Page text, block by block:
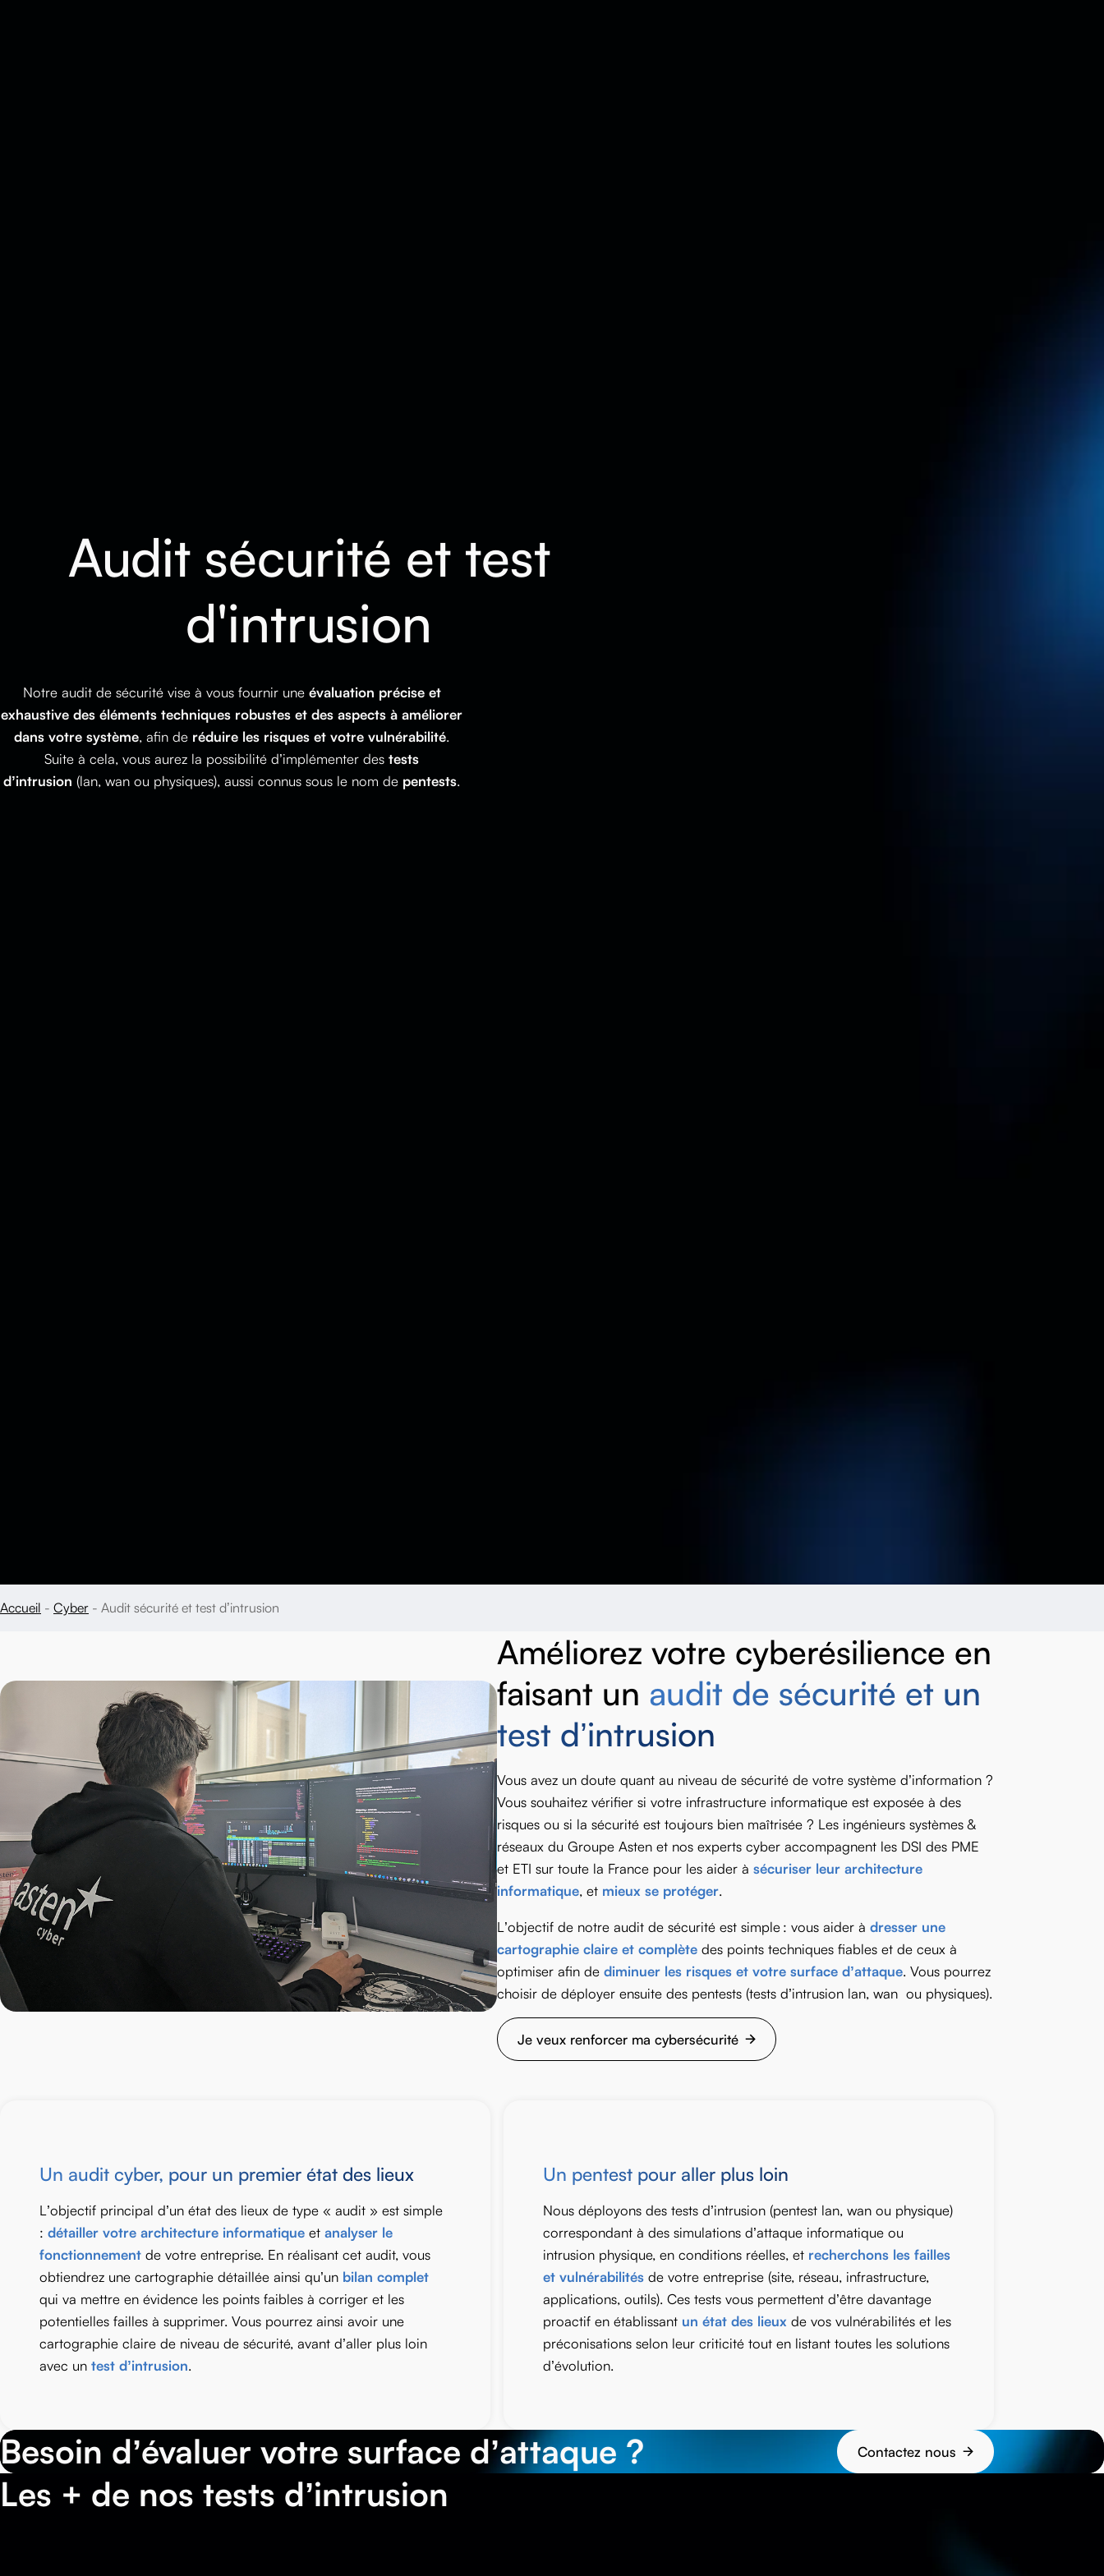
Audit sécurité et test
d'intrusion
Notre audit de sécurité vise à vous fournir une évaluation précise et
exhaustive des éléments techniques robustes et des aspects à améliorer
dans votre système, afin de réduire les risques et votre vulnérabilité.
Suite à cela, vous aurez la possibilité d’implémenter destests
d’intrusion (lan, wan ou physiques), aussi connus sous le nom de pentests.
Accueil Cyber Audit sécurité et test d’intrusion
Améliorez votre cyberésilience en
faisant un audit de sécurité et un
test d’intrusion
Vous avez un doute quant au niveau de sécurité de votre système d’information ?
Vous souhaitez vérifier si votre infrastructure informatique est exposée à des
risques ou si la sécurité est toujours bien maîtrisée ? Les ingénieurs systèmes &
réseaux du Groupe Asten et nos experts cyber accompagnent les DSI des PME
et ETI sur toute la France pour les aider à sécuriser leur architecture
informatique, et mieux se protéger.
L’objectif de notre audit de sécurité est simple : vous aider à dresser une
cartographie claire et complètedes points techniques fiables et de ceux à
optimiser afin de diminuer les risques et votre surface d’attaque. Vous pourrez
choisir de déployer ensuite des pentests (tests d’intrusion lan, wan ou physiques).
Je veux renforcer ma cybersécurité
Un audit cyber, pour un premier état des lieux
L’objectif principal d’un état des lieux de type « audit » est simple
: détailler votre architecture informatique et analyser le
fonctionnement de votre entreprise. En réalisant cet audit, vous
obtiendrez une cartographie détaillée ainsi qu’un bilan complet
qui va mettre en évidence les points faibles à corriger et les
potentielles failles à supprimer. Vous pourrez ainsi avoir une
cartographie claire de niveau de sécurité, avant d’aller plus loin
avec un test d’intrusion.
Un pentest pour aller plus loin
Nous déployons des tests d’intrusion (pentest lan, wan ou physique)
correspondant à des simulations d’attaque informatique ou
intrusion physique, en conditions réelles, et recherchons les failles
et vulnérabilitésde votre entreprise (site, réseau, infrastructure,
applications, outils). Ces tests vous permettent d’être davantage
proactif en établissantun état des lieux de vos vulnérabilités et les
préconisations selon leur criticité tout en listant toutes les solutions
d’évolution.
Besoin d’évaluer votre surface d’attaque ? Contactez nous
Les + de nos tests d’intrusion